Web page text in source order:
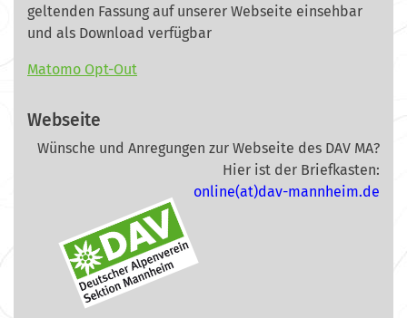
geltenden Fassung auf unserer Webseite einsehbar
und als Download verfügbar
Matomo Opt-Out
Webseite
Wünsche und Anregungen zur Webseite des DAV MA?
Hier ist der Briefkasten:
online(at)dav-mannheim.de